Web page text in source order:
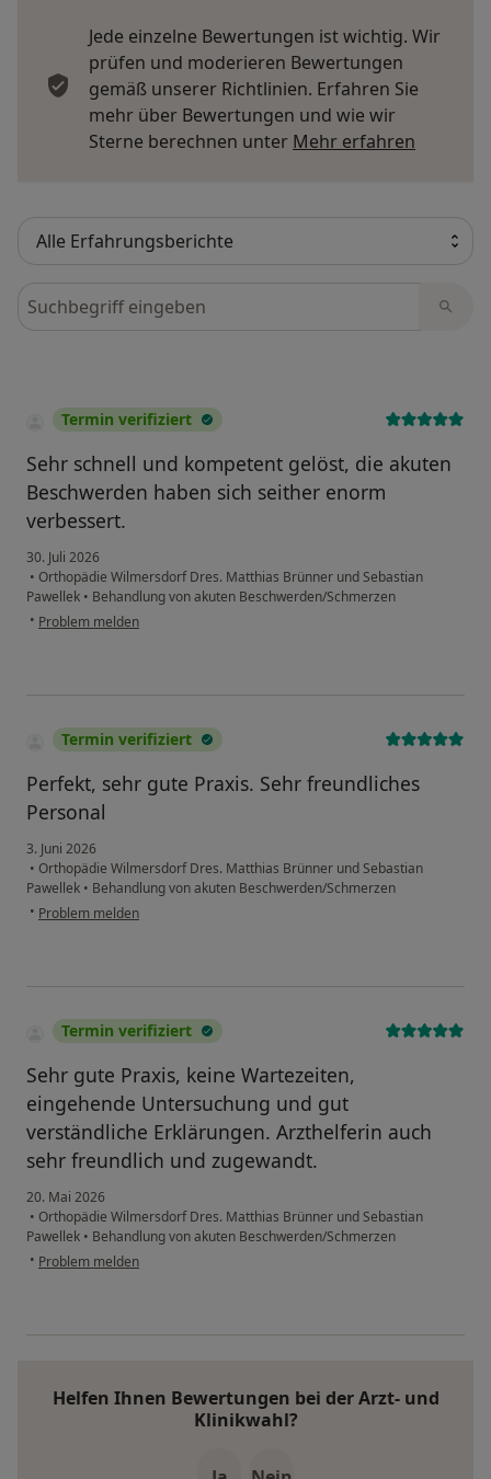
Jede einzelne Bewertungen ist wichtig. Wir
prüfen und moderieren Bewertungen
gemäß unserer Richtlinien. Erfahren Sie
mehr über Bewertungen und wie wir
Sterne berechnen unter Mehr erfahren
Bewertungen durchsuchen
Termin verifiziert
Sehr schnell und kompetent gelöst, die akuten
Beschwerden haben sich seither enorm
verbessert.
30. Juli 2026
• Orthopädie Wilmersdorf Dres. Matthias Brünner und Sebastian
Pawellek • Behandlung von akuten Beschwerden/Schmerzen
• Problem melden
Termin verifiziert
Perfekt, sehr gute Praxis. Sehr freundliches
Personal
3. Juni 2026
• Orthopädie Wilmersdorf Dres. Matthias Brünner und Sebastian
Pawellek • Behandlung von akuten Beschwerden/Schmerzen
• Problem melden
Termin verifiziert
Sehr gute Praxis, keine Wartezeiten,
eingehende Untersuchung und gut
verständliche Erklärungen. Arzthelferin auch
sehr freundlich und zugewandt.
20. Mai 2026
• Orthopädie Wilmersdorf Dres. Matthias Brünner und Sebastian
Pawellek • Behandlung von akuten Beschwerden/Schmerzen
• Problem melden
Helfen Ihnen Bewertungen bei der Arzt- und
Klinikwahl?